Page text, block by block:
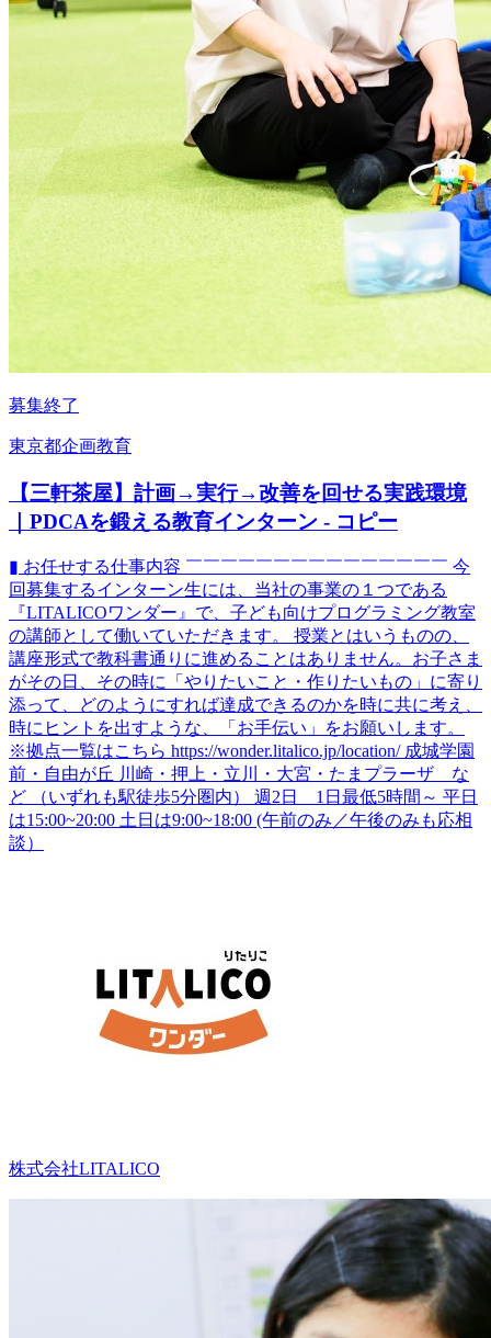
募集終了
東京都企画教育
【三軒茶屋】計画→実行→改善を回せる実践環境
｜PDCAを鍛える教育インターン - コピー
▮ お任せする仕事内容 ￣￣￣￣￣￣￣￣￣￣￣￣￣￣￣ 今
回募集するインターン生には、当社の事業の１つである
『LITALICOワンダー』で、子ども向けプログラミング教室
の講師として働いていただきます。 授業とはいうものの、
講座形式で教科書通りに進めることはありません。お子さま
がその日、その時に「やりたいこと・作りたいもの」に寄り
添って、どのようにすれば達成できるのかを時に共に考え、
時にヒントを出すような、「お手伝い」をお願いします。
※拠点一覧はこちら https://wonder.litalico.jp/location/ 成城学園
前・自由が丘 川崎・押上・立川・大宮・たまプラーザ な
ど （いずれも駅徒歩5分圏内） 週2日 1日最低5時間～ 平日
は15:00~20:00 土日は9:00~18:00 (午前のみ／午後のみも応相
談）
株式会社LITALICO